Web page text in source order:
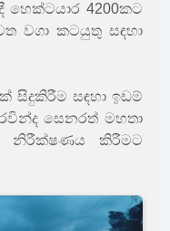
4200කට
වගා කටයුතු සඳහා
සිදුකිරීම සඳහා ඉඩම්
සෙනරත් මහතා
නිරීක්ෂණය කිරීමට